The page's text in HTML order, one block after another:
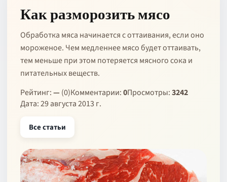
Как разморозить мясо
Обработка мяса начинается с оттаивания, если оно
мороженое. Чем медленнее мясо будет оттаивать,
тем меньше при этом потеряется мясного сока и
питательных веществ.
Рейтинг:— (0)Комментарии:0Просмотры:3242
Дата: 29 августа 2013 г.
Все статьи